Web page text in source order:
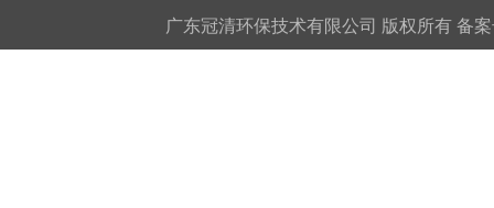
广东冠清环保技术有限公司 版权所有 备